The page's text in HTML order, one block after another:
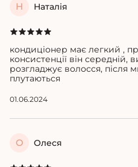
Н Наталія
кондиціонер має легкий ,
консистенції він середній,
розгладжує волосся, після
плутаються
01.06.2024
О Олеся